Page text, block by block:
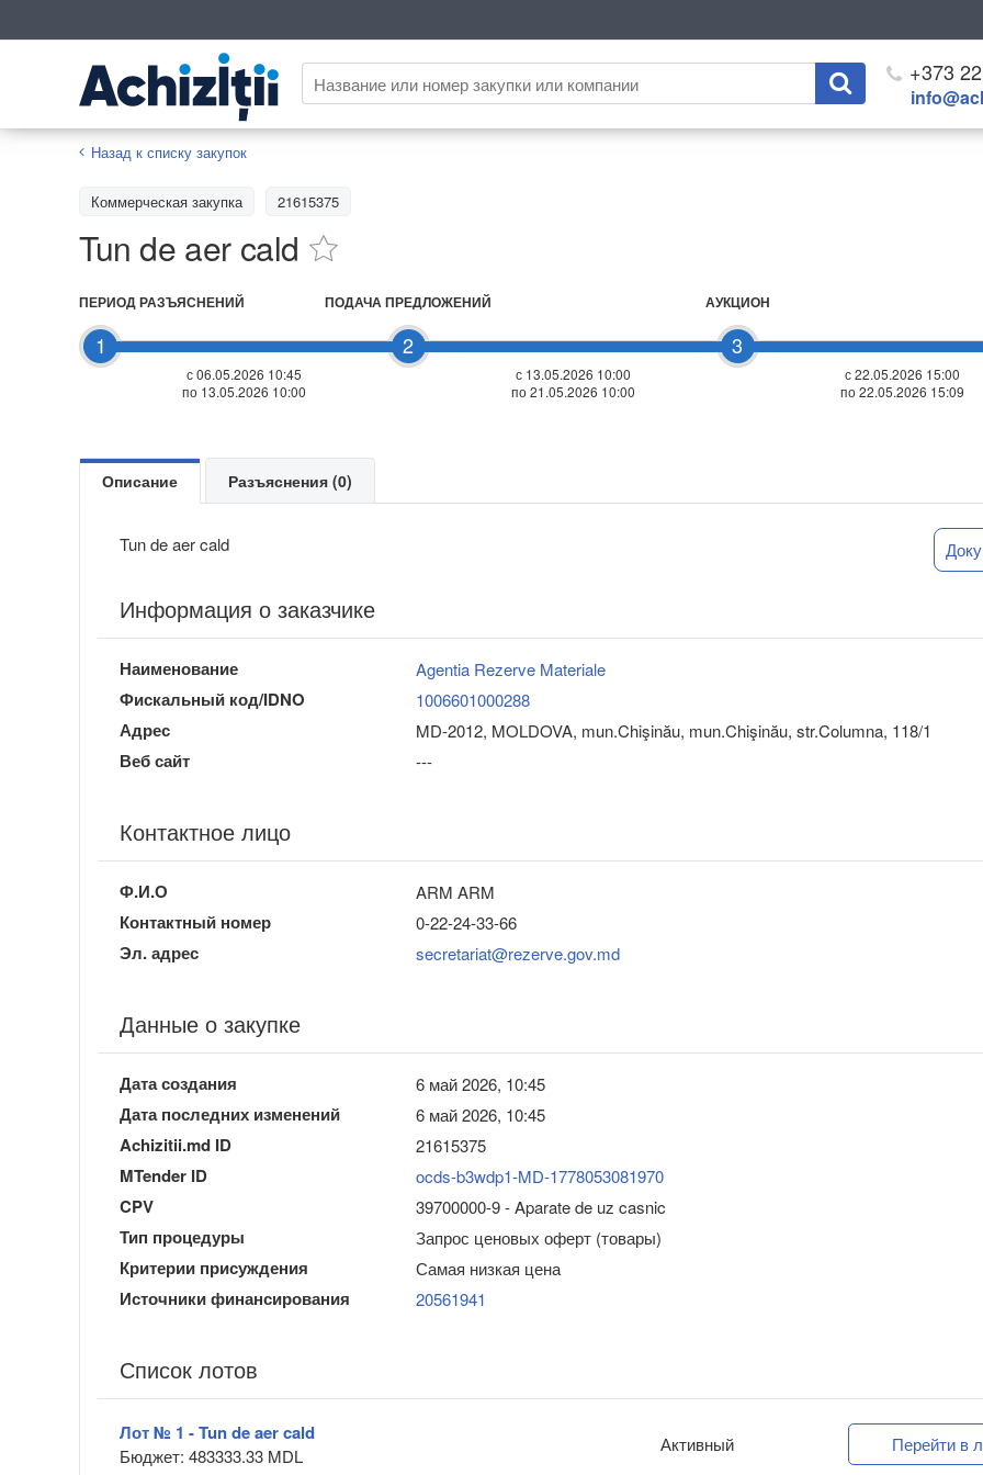
+373
Назад к списку закупок
Коммерческая закупка 21615375
Tun de aer cald
1
ПЕРИОД РАЗЪЯСНЕНИЙ
с 06.05.2026 10:45
по 13.05.2026 10:00
2
ПОДАЧА ПРЕДЛОЖЕНИЙ
с 13.05.2026 10:00
по 21.05.2026 10:00
3
АУКЦИОН
с22.05.2026 15:00
по 22.05.2026 15:09
Описание Разъяснения (0)
Tun de aer cald
Информация о заказчике
Наименование Agentia Rezerve Materiale
Фискальный код/IDNO 1006601000288
Адрес MD-2012, MOLDOVA, mun.Chişinău, mun.Chişinău, str.Columna, 118/1
Веб сайт ---
Контактное лицо
Ф.И.О ARM ARM
Контактный номер 0-22-24-33-66
Эл. адрес secretariat@rezerve.gov.md
Данные о закупке
Дата создания 6 май 2026, 10:45
Дата последних изменений 6 май 2026, 10:45
Achizitii.md ID 21615375
MTender ID ocds-b3wdp1-MD-1778053081970
CPV 39700000-9 - Aparate de uz casnic
Тип процедуры Запрос ценовых оферт (товары)
Критерии присуждения Самая низкая цена
Источники финансирования 20561941
Список лотов
Лот № 1 - Tun de aer cald
Бюджет: 483333.33 MDL
Активный Перейти в